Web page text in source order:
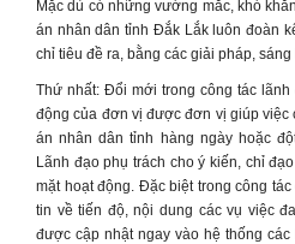
Mặc dù có những vướng mắc, khó
án nhân dân tỉnh Đắk Lắk luôn đoàn
chỉ tiêu đề ra, bằng các giải pháp,
Thứ nhất: Đổi mới trong công tác
động của đơn vị được đơn vị giúp việc
án nhân dân tỉnh hàng ngày hoặc
Lãnh đạo phụ trách cho ý kiến, chỉ
mặt hoạt động. Đặc biệt trong công
tin về tiến độ, nội dung các vụ việc
được cập nhật ngay vào hệ thống